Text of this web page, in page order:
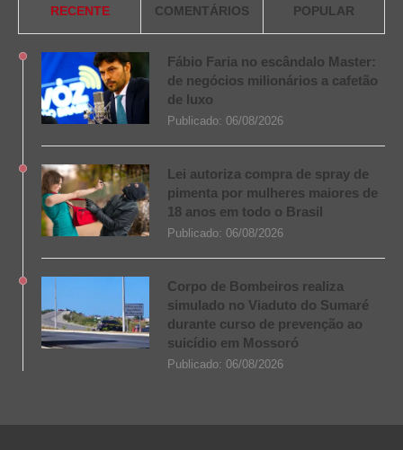
RECENTE COMENTÁRIOS POPULAR
Fábio Faria no escândalo Master:
de negócios milionários a cafetão
de luxo
Publicado: 06/08/2026
Lei autoriza compra de spray de
pimenta por mulheres maiores de
18 anos em todo o Brasil
Publicado: 06/08/2026
Corpo de Bombeiros realiza
simulado no Viaduto do Sumaré
durante curso de prevenção ao
suicídio em Mossoró
Publicado: 06/08/2026